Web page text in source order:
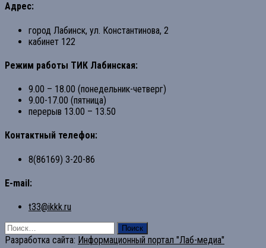
Адрес:
город Лабинск, ул. Константинова, 2
кабинет 122
Режим работы ТИК Лабинская:
9.00 – 18.00 (понедельник-четверг)
9.00-17.00 (пятница)
перерыв 13.00 – 13.50
Контактный телефон:
8(86169) 3-20-86
E-mail:
t33@ikkk.ru
Найти:
Разработка сайта: Информационный портал "Лаб-медиа"